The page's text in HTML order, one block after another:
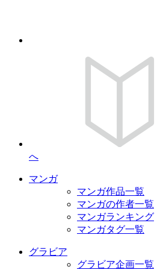
へ
マンガ
マンガ作品一覧
マンガの作者一覧
マンガランキング
マンガタグ一覧
グラビア
グラビア企画一覧